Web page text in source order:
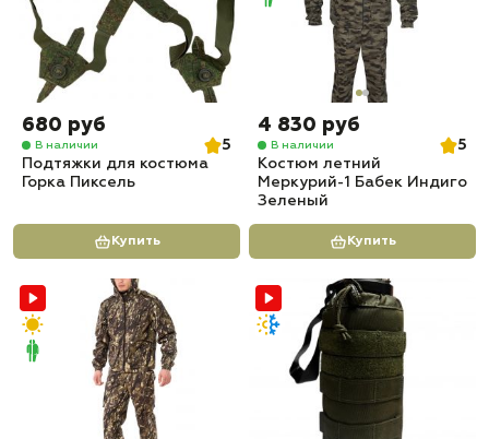
680 руб
В наличии
5
Подтяжки для костюма
Горка Пиксель
Купить
4 830 руб
В наличии
5
Костюм летний
Меркурий-1 Бабек Индиго
Зеленый
Купить